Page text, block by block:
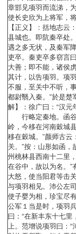
章邯见项羽而流涕，
使长史欣为上将军，
【正义】：括地志云
县城也。即阬秦卒处
遇之多无状，及秦军
吏卒。秦吏卒多窃言
大善；即不能，诸侯
其计，以告项羽。项
不服，至关中不听，
都尉翳入秦。”於是
解】：徐广曰：“汉元
行略定秦地。函谷
岭，今移在河南穀城
移在穀城。”颜师古云
关。”按：山形如函
州桃林县西南十二里
在谷中，故以为名。
大怒，使当阳君等击
与项羽相见。沛公左
使子婴为相，珍宝尽
公军１当是时，项羽
曰：“在新丰东十七
上。范增说项羽曰：“